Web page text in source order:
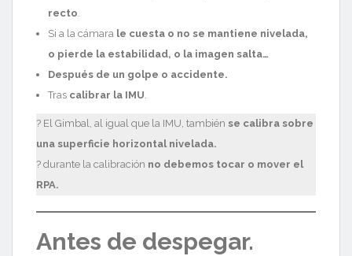
recto
Si a la cámara le cuesta o no se mantiene nivelada,
o pierde la estabilidad, o la imagen salta…
Después de un golpe o accidente.
Tras calibrar la IMU
? El Gimbal, al igual que la IMU, también se calibra sobre
una superficie horizontal nivelada.
? durante la calibración no debemos tocar o mover el
RPA.
Antes de despegar.